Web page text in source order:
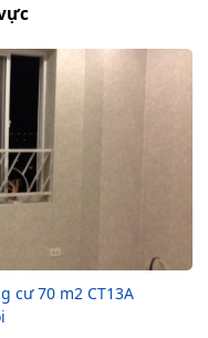
cư 70 m2 CT13A